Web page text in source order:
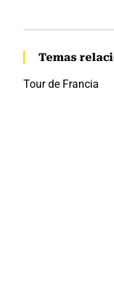
Temas
Tour de Francia